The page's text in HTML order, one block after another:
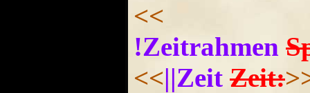
<<
!Zeitrahmen
<<||Zeit Zeit: